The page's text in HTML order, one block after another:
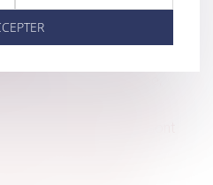
Google en France,
sur internet : quels sont
commerciales